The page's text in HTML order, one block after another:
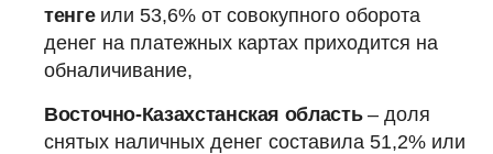
тенге или 53,6% от совокупного оборота
денег на платежных картах приходится на
обналичивание,
Восточно-Казахстанская область– доля
снятых наличных денег составила 51,2% или